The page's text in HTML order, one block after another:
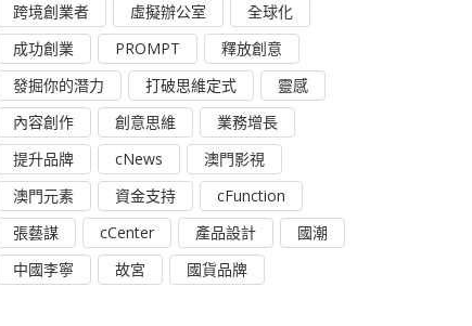
跨境創業者
虛擬辦公室
全球化
成功創業
PROMPT
釋放創意
發掘你的潛力
打破思維定式
靈感
內容創作
創意思維
業務增長
提升品牌
cNews
澳門影視
澳門元素
資金支持
cFunction
張藝謀
cCenter 產品設計
國潮
中國李寧
故宮 國貨品牌